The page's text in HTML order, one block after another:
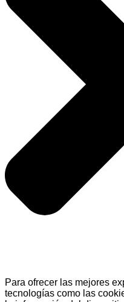
Para ofrecer las mejores
tecnologías como las